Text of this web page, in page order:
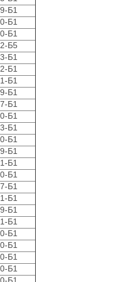
Б1
Б1
Б1
Б5
Б1
Б1
Б1
Б1
Б1
Б1
Б1
Б1
Б1
Б1
Б1
Б1
Б1
Б1
Б1
Б1
Б1
Б1
Б1